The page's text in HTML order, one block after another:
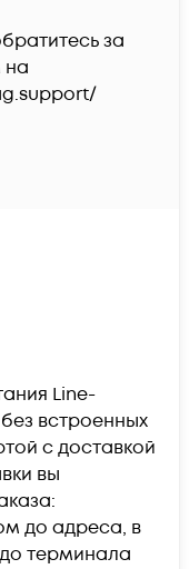
за
на
Line-
встроенных
c доставкой
вы
до адреса, в
терминала